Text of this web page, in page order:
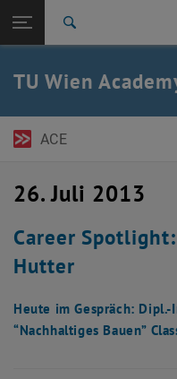
TU Login
Zurück: Subseiten von TU
Zurück zur letzten Ebene:
ACE Newsletter
Expert Talks
Pressemitteilungen
TU Wien
ACE
26. Juli 2013
Career
Hutter
Heute im Gespräch:
“Nachhaltiges Bauen”